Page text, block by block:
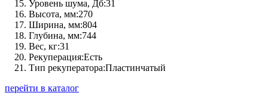
Уровень шума, Дб:31
Высота, мм:270
Ширина, мм:804
Глубина, мм:744
Вес, кг:31
Рекуперация:Есть
Тип рекуператора:Пластинчатый
перейти в каталог